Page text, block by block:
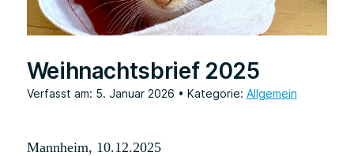
Weihnachtsbrief 2025
Verfasst am: 5. Januar 2026 • Kategorie: Allgemein
Mannheim, 10.12.2025